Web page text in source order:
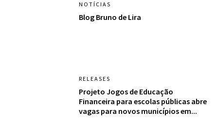
NOTÍCIAS
Blog Bruno de Lira
RELEASES
Projeto Jogos de Educação
Financeira para escolas públicas abre
vagas para novos municípios em...